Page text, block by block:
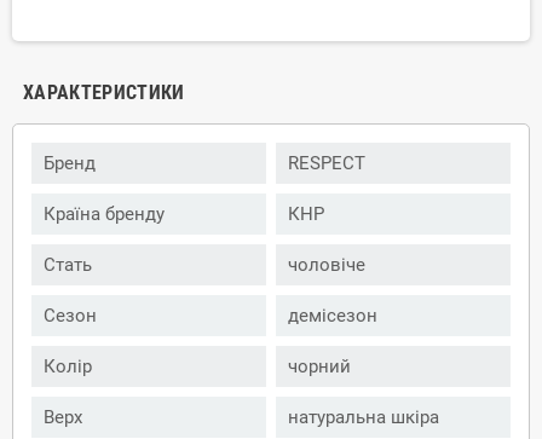
ХАРАКТЕРИСТИКИ
Бренд RESPECT
Країна бренду КНР
Стать чоловіче
Сезон демісезон
Колір чорний
Верх натуральна шкіра